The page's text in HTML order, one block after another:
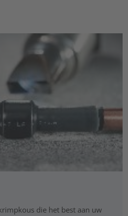
die het best aan uw